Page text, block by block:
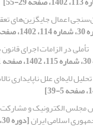
اعمال جایگزین‌های
351-382]
تأملی در الزامات اجرای
تحلیل لایه‌ای علل ناپایداری
مجلس الکترونیک و
اسلامی ایران